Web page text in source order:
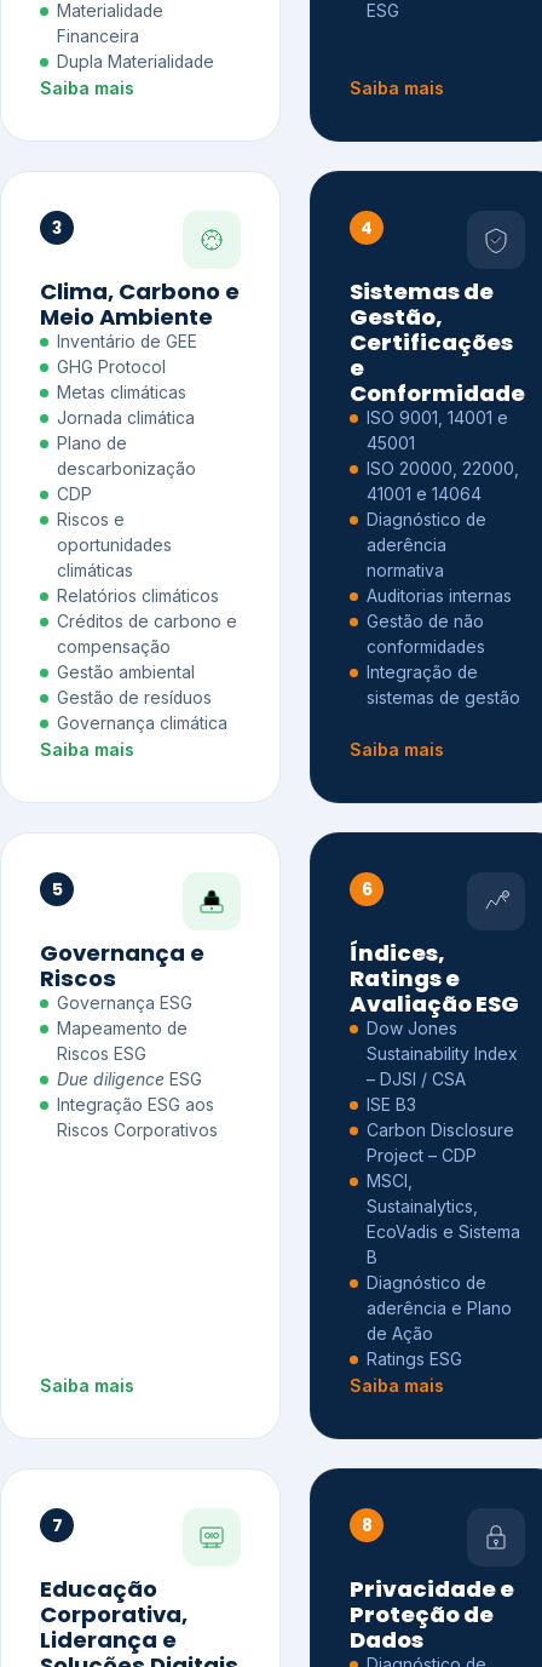
Materialidade
Financeira
Dupla Materialidade
Saiba mais
ESG
Saiba mais
3
Clima, Carbono e
Meio Ambiente
Inventário de GEE
GHG Protocol
Metas climáticas
Jornada climática
Plano de
descarbonização
CDP
Riscos e
oportunidades
climáticas
Relatórios climáticos
Créditos de carbono e
compensação
Gestão ambiental
Gestão de resíduos
Governança climática
Saiba mais
4
Sistemas de
Gestão,
Certificações
e
Conformidade
ISO 9001, 14001 e
45001
ISO 20000, 22000,
41001 e 14064
Diagnóstico de
aderência
normativa
Auditorias internas
Gestão de não
conformidades
Integração de
sistemas de gestão
Saiba mais
5
Governança e
Riscos
Governança ESG
Mapeamento de
Riscos ESG
Due diligence ESG
Integração ESG aos
Riscos Corporativos
Saiba mais
6
Índices,
Ratings e
Avaliação ESG
Dow Jones
Sustainability Index
– DJSI / CSA
ISE B3
Carbon Disclosure
Project – CDP
MSCI,
Sustainalytics,
EcoVadis e Sistema
B
Diagnóstico de
aderência e Plano
de Ação
Ratings ESG
Saiba mais
7
Educação
Corporativa,
Liderança e
8
Privacidade e
Proteção de
Dados